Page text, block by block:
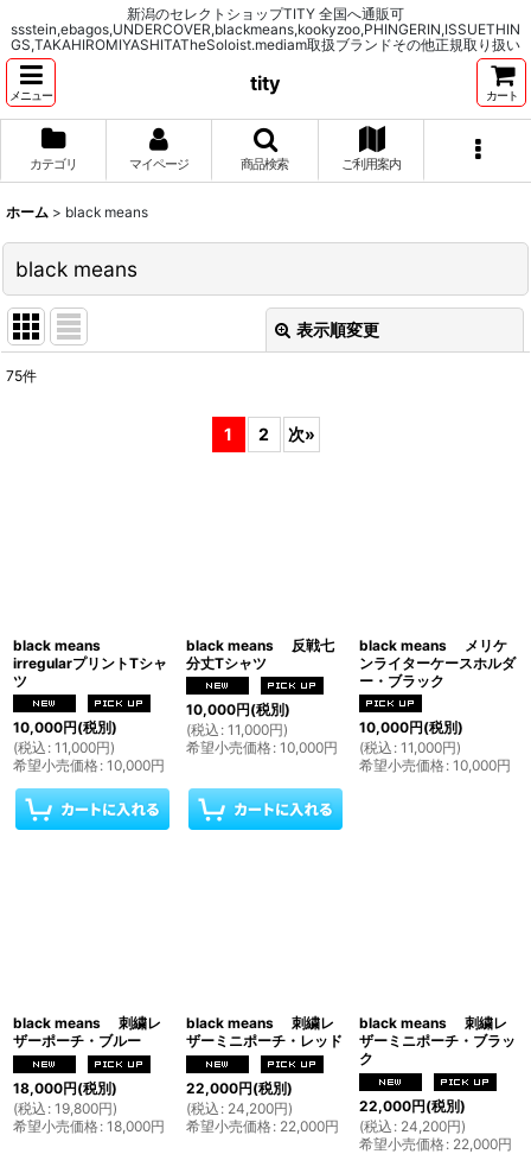
新潟のセレクトショップTITY 全国へ通販可
ssstein,ebagos,UNDERCOVER,blackmeans,kookyzoo,PHINGERIN,ISSUETHIN
GS,TAKAHIROMIYASHITATheSoloist.mediam取扱ブランドその他正規取り扱い
メニュー
tity
カート
カテゴリ マイページ 商品検索 ご利用案内
ホーム > black means
black means
表示順変更
75件
1 2 次»
black means
irregularプリントTシャ
ツ
10,000円(税別)
(税込 : 11,000円)
希望小売価格: 10,000円
black means 反戦七
分丈Tシャツ
10,000円(税別)
(税込 : 11,000円)
希望小売価格: 10,000円
black means メリケ
ンライターケースホルダ
ー・ブラック
10,000円(税別)
(税込 : 11,000円)
希望小売価格: 10,000円
black means 刺繍レ
ザーポーチ・ブルー
18,000円(税別)
(税込 : 19,800円)
希望小売価格: 18,000円
black means 刺繍レ
ザーミニポーチ・レッド
22,000円(税別)
(税込 : 24,200円)
希望小売価格: 22,000円
black means 刺繍レ
ザーミニポーチ・ブラッ
ク
22,000円(税別)
(税込 : 24,200円)
希望小売価格: 22,000円